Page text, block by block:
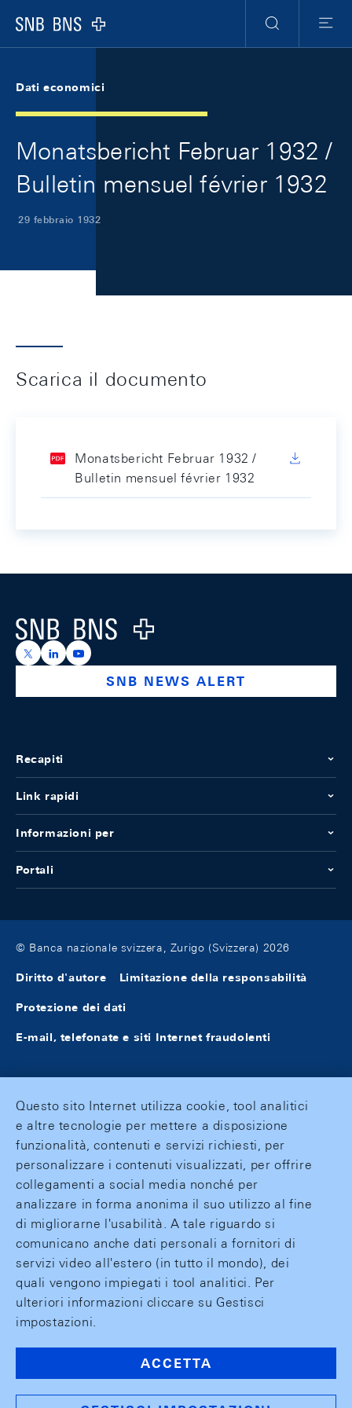
Logo
Ricerca
Menu
Dati economici
Monatsbericht Februar 1932 /
Bulletin mensuel février 1932
29 febbraio 1932
Scarica il documento
Monatsbericht Februar 1932 /
Bulletin mensuel février 1932
Logo
https://x.com/snb_bns
https://ch.linkedin.com/company/swiss-national-
https://www.youtube.com/@swissnationalbank
SNB NEWS ALERT
Recapiti
Link rapidi
Informazioni per
Portali
© Banca nazionale svizzera, Zurigo (Svizzera) 2026
Diritto d'autore Limitazione della responsabilità
Protezione dei dati
E-mail, telefonate e siti Internet fraudolenti
Questo sito Internet utilizza cookie, tool analitici
e altre tecnologie per mettere a disposizione
funzionalità, contenuti e servizi richiesti, per
personalizzare i contenuti visualizzati, per offrire
collegamenti a social media nonché per
analizzare in forma anonima il suo utilizzo al fine
di migliorarne l'usabilità. A tale riguardo si
comunicano anche dati personali a fornitori di
servizi video all'estero (in tutto il mondo), dei
quali vengono impiegati i tool analitici. Per
ulteriori informazioni cliccare su Gestisci
impostazioni.
ACCETTA